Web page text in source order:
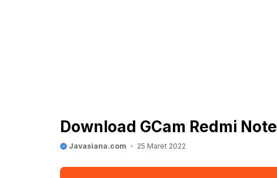
Download GCam Redmi
Javasiana.com 25 Maret 2022